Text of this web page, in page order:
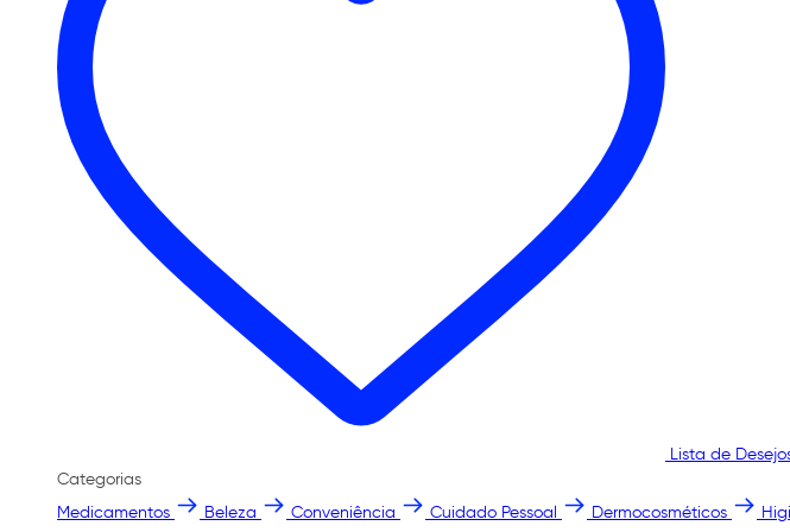
Lista de
Categorias
Medicamentos
Beleza Conveniência Cuidado Pessoal Dermocosméticos